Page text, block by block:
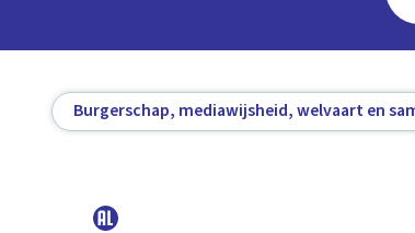
Burgerschap, mediawijsheid, welvaart en